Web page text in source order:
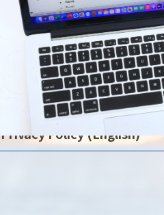
Privacy Policy (English)